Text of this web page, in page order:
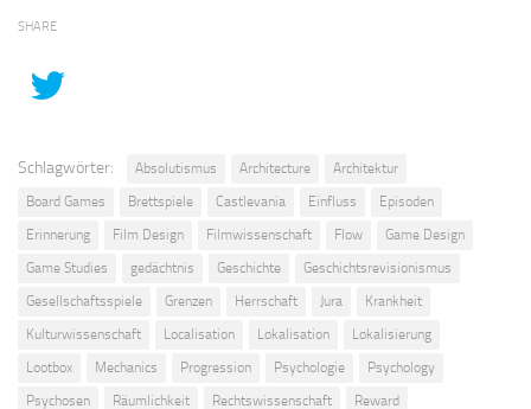
SHARE
Schlagwörter: Absolutismus Architecture
Architektur
Board Games
Brettspiele Castlevania Einfluss
Episoden
Erinnerung
Film Design Filmwissenschaft Flow
Game Design
Game Studies
gedächtnis Geschichte
Geschichtsrevisionismus
Gesellschaftsspiele
Grenzen Herrschaft Jura
Krankheit
Kulturwissenschaft
Localisation Lokalisation
Lokalisierung
Lootbox
Mechanics Progression Psychologie
Psychology
Psychosen
Räumlichkeit Rechtswissenschaft
Reward